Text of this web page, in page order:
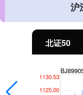
沪
北证50